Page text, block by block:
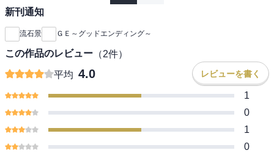
新刊通知
流石景 ＧＥ～グッドエンディング～
この作品のレビュー （2件）
平均 4.0 レビューを書く
1
0
1
0